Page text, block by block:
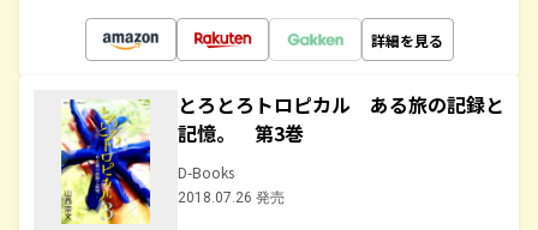
詳細を見る
とろとろトロピカル ある旅の記録と
記憶。 第3巻
D-Books
2018.07.26 発売